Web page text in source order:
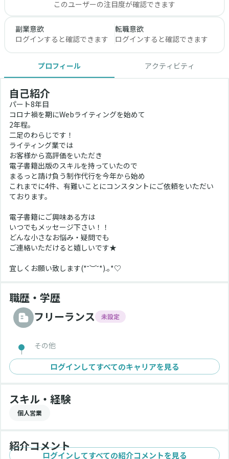
このユーザーの注目度が確認できます
副業意欲
ログインすると確認できます
転職意欲
ログインすると確認できます
プロフィール アクティビティ
自己紹介
パート8年目
コロナ禍を期にWebライティングを始めて
2年程。
二足のわらじです！
ライティング業では
お客様から高評価をいただき
電子書籍出版のスキルを持っていたので
まるっと請け負う制作代行を今年から始め
これまでに4件、有難いことにコンスタントにご依頼をいただい
ております。
電子書籍にご興味ある方は
いつでもメッセージ下さい！！
どんな小さなお悩み・疑問でも
ご連絡いただけると嬉しいです★
宜しくお願い致します(*˘︶˘*).｡*♡
職歴・学歴
フリーランス
未設定
その他
ログインしてすべてのキャリアを見る
スキル・経験
個人営業
紹介コメント
ログインしてすべての紹介コメントを見る